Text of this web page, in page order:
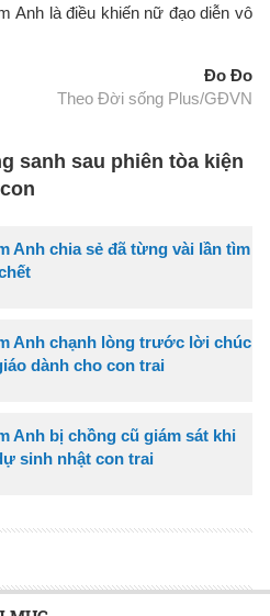
Anh là điều khiến nữ đạo diễn vô
Đo Đo
Theo Đời sống Plus/GĐVN
sanh sau phiên tòa kiện
Anh chia sẻ đã từng vài lần tìm
Anh chạnh lòng trước lời chúc
dành cho con trai
Anh bị chồng cũ giám sát khi
sinh nhật con trai